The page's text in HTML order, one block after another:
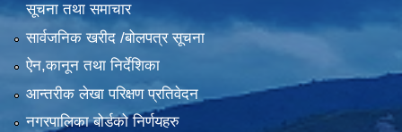
सूचना तथा समाचार
सार्वजनिक खरीद /बोलपत्र सूचना
ऐन,कानून तथा निर्देशिका
आन्तरीक लेखा परिक्षण प्रतिवेदन
नगरपालिका बोर्डको निर्णयहरु